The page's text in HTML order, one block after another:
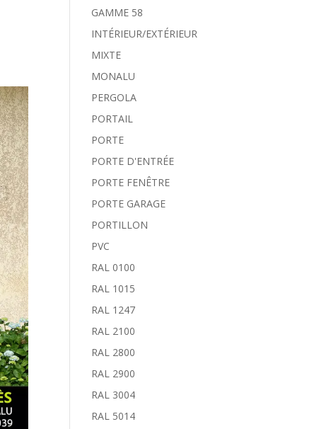
GAMME 58
INTÉRIEUR/EXTÉRIEUR
MIXTE
MONALU
PERGOLA
PORTAIL
PORTE
PORTE D'ENTRÉE
PORTE FENÊTRE
PORTE GARAGE
PORTILLON
PVC
RAL 0100
RAL 1015
RAL 1247
RAL 2100
RAL 2800
RAL 2900
RAL 3004
RAL 5014